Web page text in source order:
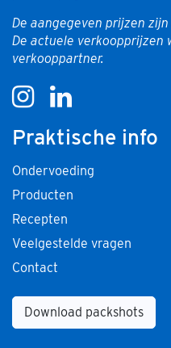
De aangegeven prijzen
De actuele verkoopprijzen
verkooppartner.
Praktische info
Ondervoeding
Producten
Recepten
Veelgestelde vragen
Contact
Download packshots